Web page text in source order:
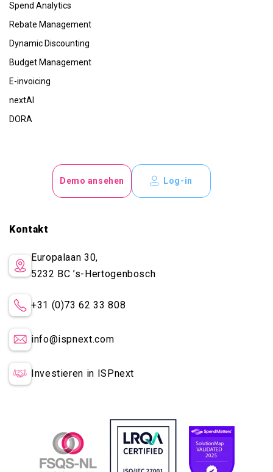
Spend Analytics
Rebate Management
Dynamic Discounting
Budget Management
E-invoicing
nextAI
DORA
Demo ansehen Log-in
Kontakt
Europalaan 30,
5232 BC’s-Hertogenbosch
+31 (0)73 62 33 808
info@ispnext.com
Investieren in ISPnext